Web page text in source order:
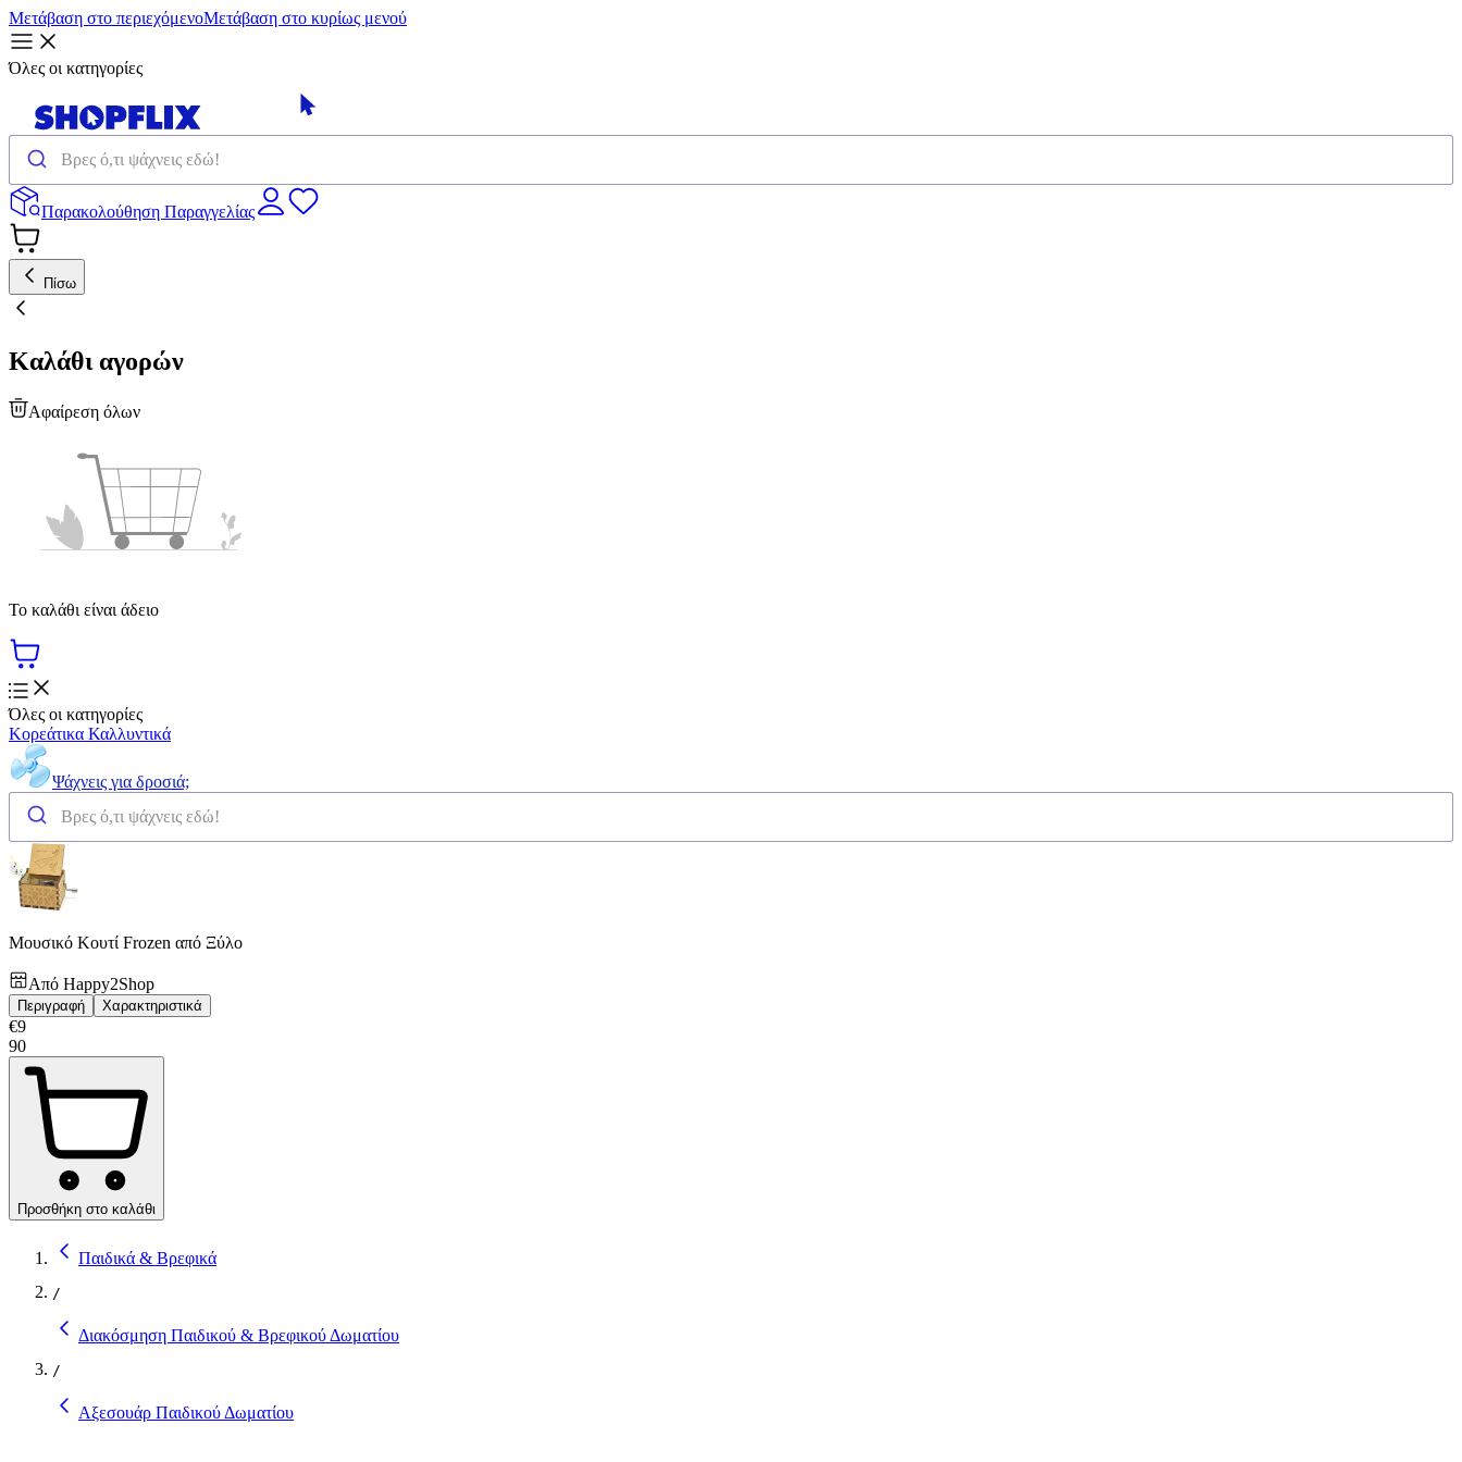
Μετάβαση στο περιεχόμενοΜετάβαση στο κυρίως μενού
Όλες οι κατηγορίες
Παρακολούθηση Παραγγελίας
Πίσω
Καλάθι αγορών
Αφαίρεση όλων
Το καλάθι είναι άδειο
Όλες οι κατηγορίες
Κορεάτικα Καλλυντικά
Ψάχνεις για δροσιά;
Μουσικό Κουτί Frozen από Ξύλο
Από Happy2Shop
Περιγραφή Χαρακτηριστικά
€9
90
Προσθήκη στο καλάθι
Παιδικά & Βρεφικά
/
Διακόσμηση Παιδικού & Βρεφικού Δωματίου
/
Αξεσουάρ Παιδικού Δωματίου